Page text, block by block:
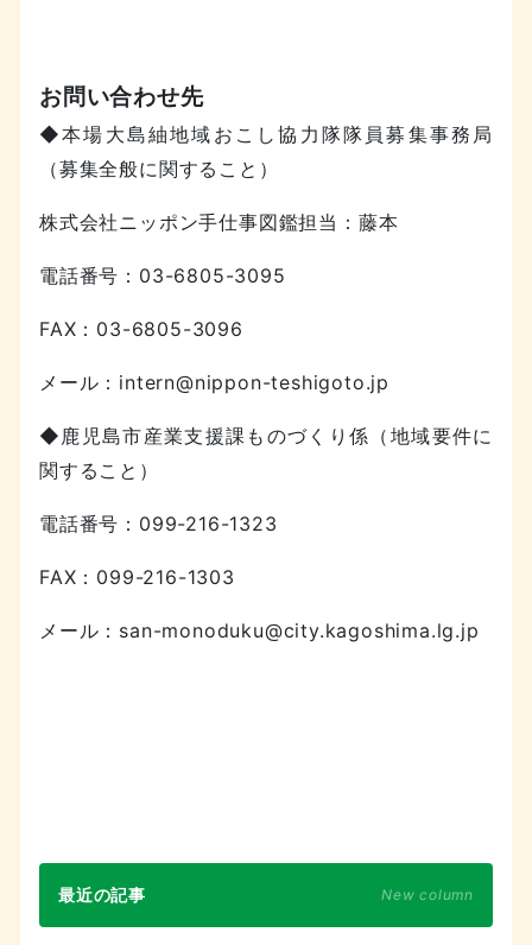
お問い合わせ先
◆本場大島紬地域おこし協力隊隊員募集事務局
（募集全般に関すること）
株式会社ニッポン手仕事図鑑担当：藤本
電話番号：03-6805-3095
FAX：03-6805-3096
メール：intern@nippon-teshigoto.jp
◆鹿児島市産業支援課ものづくり係（地域要件に
関すること）
電話番号：099-216-1323
FAX：099-216-1303
メール：san-monoduku@city.kagoshima.lg.jp
最近の記事 New column